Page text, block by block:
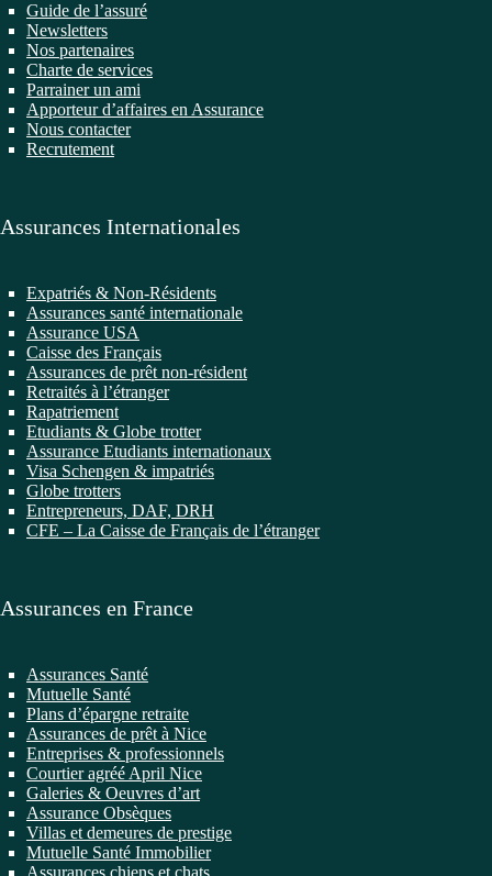
Guide de l’assuré
Newsletters
Nos partenaires
Charte de services
Parrainer un ami
Apporteur d’affaires en Assurance
Nous contacter
Recrutement
Assurances Internationales
Expatriés & Non-Résidents
Assurances santé internationale
Assurance USA
Caisse des Français
Assurances de prêt non-résident
Retraités à l’étranger
Rapatriement
Etudiants & Globe trotter
Assurance Etudiants internationaux
Visa Schengen & impatriés
Globe trotters
Entrepreneurs, DAF, DRH
CFE – La Caisse de Français de l’étranger
Assurances en France
Assurances Santé
Mutuelle Santé
Plans d’épargne retraite
Assurances de prêt à Nice
Entreprises & professionnels
Courtier agréé April Nice
Galeries & Oeuvres d’art
Assurance Obsèques
Villas et demeures de prestige
Mutuelle Santé Immobilier
Assurances chiens et chats